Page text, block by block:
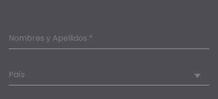
Nombres y Apellidos *
País